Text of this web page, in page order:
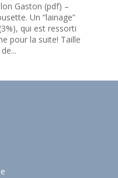
Gaston (pdf) –
Un “lainage”
qui est ressorti
pour la suite! Taille